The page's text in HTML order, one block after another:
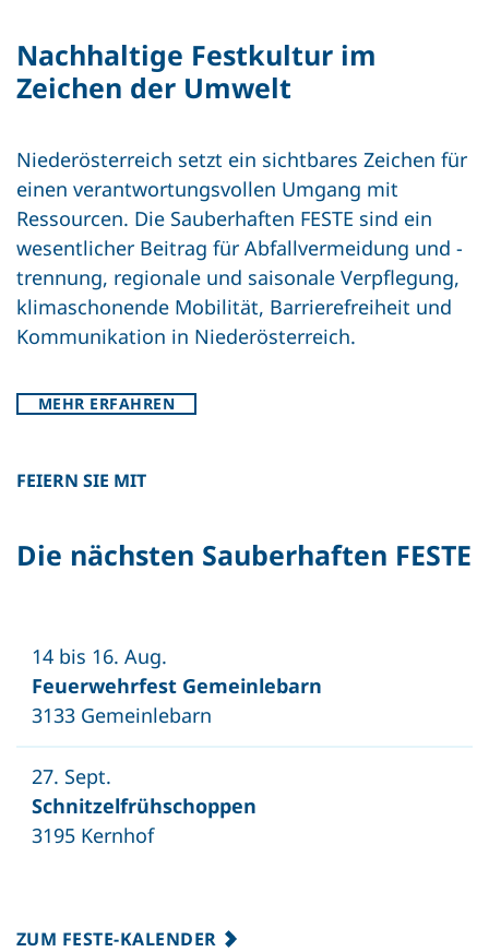
Nachhaltige Festkultur im
Zeichen der Umwelt
Niederösterreich setzt ein sichtbares Zeichen für
einen verantwortungsvollen Umgang mit
Ressourcen. Die Sauberhaften FESTE sind ein
wesentlicher Beitrag für Abfallvermeidung und -
trennung, regionale und saisonale Verpflegung,
klimaschonende Mobilität, Barrierefreiheit und
Kommunikation in Niederösterreich.
MEHR ERFAHREN
FEIERN SIE MIT
Die nächsten Sauberhaften FESTE
14 bis 16. Aug.
Feuerwehrfest Gemeinlebarn
3133 Gemeinlebarn
27. Sept.
Schnitzelfrühschoppen
3195 Kernhof
ZUM FESTE-KALENDER